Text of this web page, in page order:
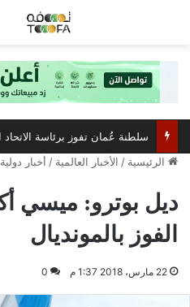
الرئيسية / الأخبار العالمية / أخبار
ديل بوترو: ميسي
الفوز بالمونديال
22 مارس، 2018 1:37 م 0